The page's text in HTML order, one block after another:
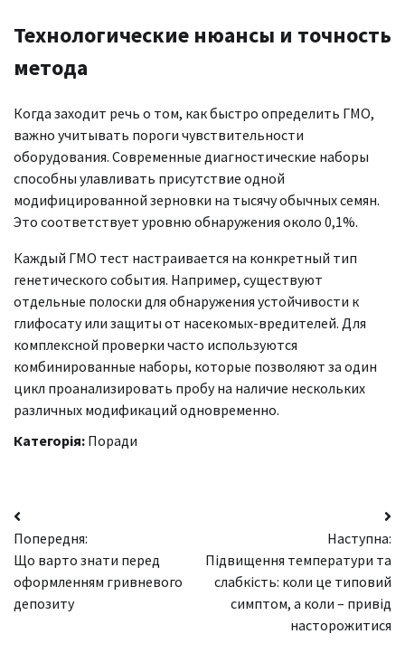
Технологические нюансы и точность
метода
Когда заходит речь о том, как быстро определить ГМО,
важно учитывать пороги чувствительности
оборудования. Современные диагностические наборы
способны улавливать присутствие одной
модифицированной зерновки на тысячу обычных семян.
Это соответствует уровню обнаружения около 0,1%.
Каждый ГМО тест настраивается на конкретный тип
генетического события. Например, существуют
отдельные полоски для обнаружения устойчивости к
глифосату или защиты от насекомых-вредителей. Для
комплексной проверки часто используются
комбинированные наборы, которые позволяют за один
цикл проанализировать пробу на наличие нескольких
различных модификаций одновременно.
Категорія: Поради
Навігація
записів
Попередня:
Що варто знати перед
оформленням гривневого
депозиту
Наступна:
Підвищення температури та
слабкість: коли це типовий
симптом, а коли – привід
насторожитися